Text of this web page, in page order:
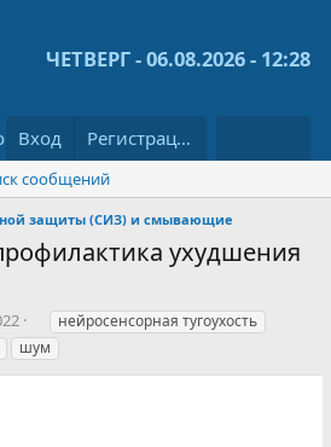
ЧЕТВЕРГ - 06.08.2026 - 12:28
Библиотека
Вход Регистрация
сообщений
защиты (СИЗ) и смывающие
ухудшения
Т
е
г
нейросенсорная тугоухость
шум